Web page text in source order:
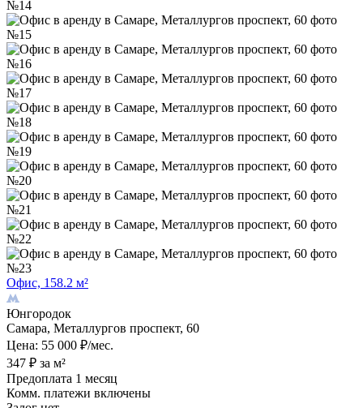
Офис, 158.2 м²
Юнгородок
Самара, Металлургов проспект, 60
Цена: 55 000 ₽/мес.
347 ₽ за м²
Предоплата 1 месяц
Комм. платежи включены